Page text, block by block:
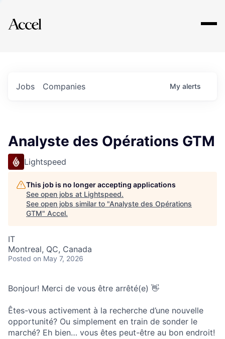
Explore
Jobs Companies My alerts
Analyste des Opérations GTM
Lightspeed
This job is no longer accepting applications
See open jobs at Lightspeed.
See open jobs similar to "Analyste des Opérations
GTM" Accel.
IT
Montreal, QC, Canada
Posted on May 7, 2026
Bonjour! Merci de vous être arrêté(e) 👋
Êtes-vous activement à la recherche d’une nouvelle
opportunité? Ou simplement en train de sonder le
marché? Eh bien… vous êtes peut-être au bon endroit!